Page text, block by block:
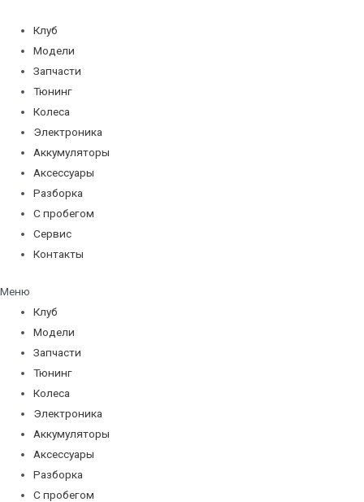
содержимому
Клуб
Модели
Запчасти
Тюнинг
Колеса
Электроника
Аккумуляторы
Аксессуары
Разборка
С пробегом
Сервис
Контакты
Меню
Клуб
Модели
Запчасти
Тюнинг
Колеса
Электроника
Аккумуляторы
Аксессуары
Разборка
С пробегом